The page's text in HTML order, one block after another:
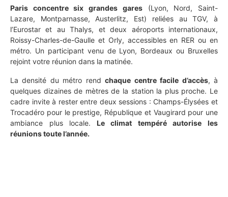
Paris concentre six grandes gares(Lyon, Nord, Saint-
Lazare, Montparnasse, Austerlitz, Est) reliées au TGV, à
l’Eurostar et au Thalys, et deux aéroports internationaux,
Roissy-Charles-de-Gaulle et Orly, accessibles en RER ou en
métro. Un participant venu de Lyon, Bordeaux ou Bruxelles
rejoint votre réunion dans la matinée.
La densité du métro rendchaque centre facile d’accès, à
quelques dizaines de mètres de la station la plus proche. Le
cadre invite à rester entre deux sessions : Champs-Élysées et
Trocadéro pour le prestige, République et Vaugirard pour une
ambiance plus locale. Le climat tempéré autorise les
réunions toute l’année.